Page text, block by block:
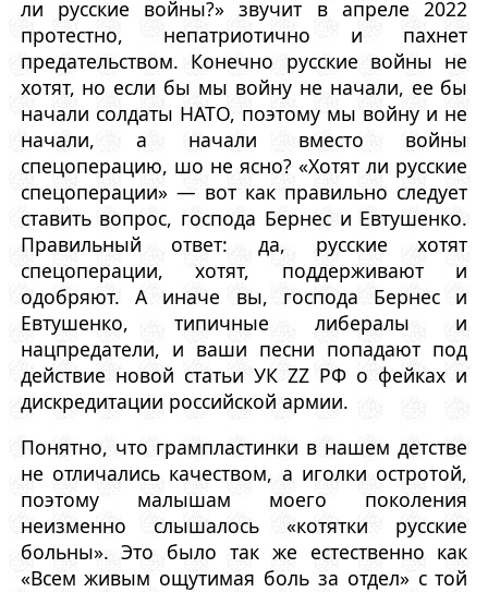
ли русские войны?» звучит в апреле 2022
протестно, непатриотично и пахнет
предательством. Конечно русские войны не
хотят, но если бы мы войну не начали, ее бы
начали солдаты НАТО, поэтому мы войну и не
начали, а начали вместо войны
спецоперацию, шо не ясно? «Хотят ли русские
спецоперации» — вот как правильно следует
ставить вопрос, господа Бернес и Евтушенко.
Правильный ответ: да, русские хотят
спецоперации, хотят, поддерживают и
одобряют. А иначе вы, господа Бернес и
Евтушенко, типичные либералы и
нацпредатели, и ваши песни попадают под
действие новой статьи УК ZZ РФ о фейках и
дискредитации российской армии.
Понятно, что грампластинки в нашем детстве
не отличались качеством, а иголки остротой,
поэтому малышам моего поколения
неизменно слышалось «котятки русские
больны». Это было так же естественно как
«Всем живым ощутимая боль за отдел» с той